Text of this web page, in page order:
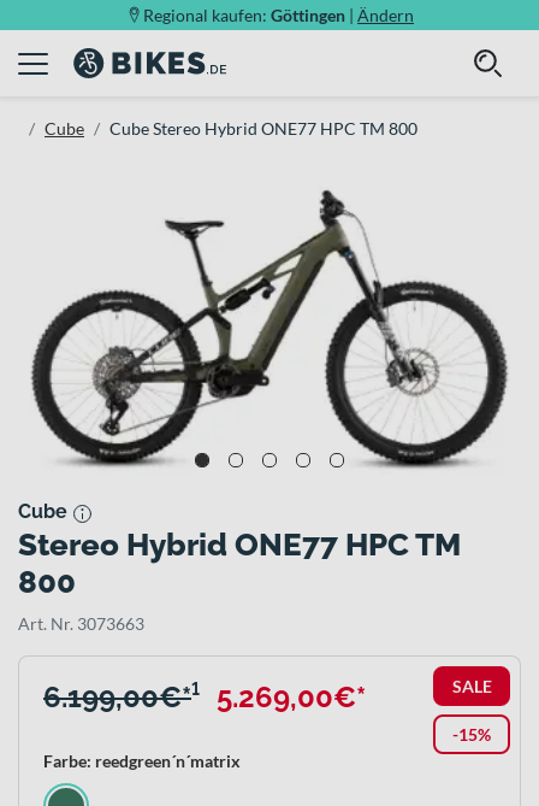
Regional kaufen: Göttingen | Ändern
Cube Cube Stereo Hybrid ONE77 HPC TM 800
Cube
Stereo Hybrid ONE77 HPC TM
800
Art. Nr. 3073663
SALE
-15%
6.199,00€*¹ 5.269,00€*
Farbe: reedgreen´n´matrix